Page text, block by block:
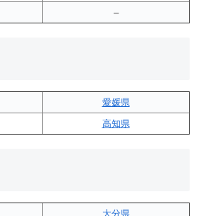
–
愛媛県
高知県
大分県